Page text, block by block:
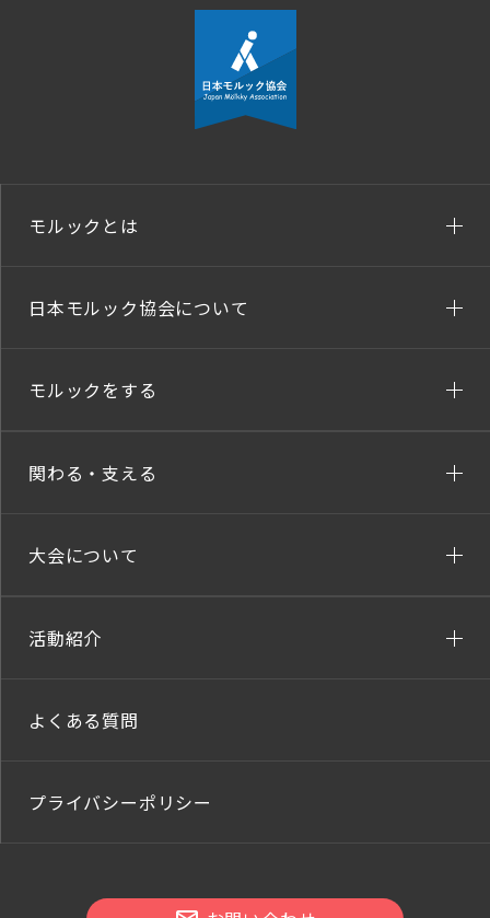
モルックとは
日本モルック協会について
モルックをする
関わる・支える
大会について
活動紹介
よくある質問
プライバシーポリシー